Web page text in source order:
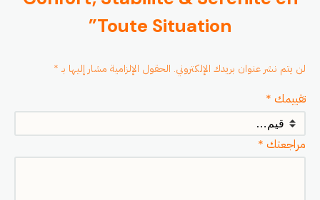
Toute Situation”
لن يتم نشر عنوان بريدك الإلكتروني. الحقول الإلزامية مشار إليها بـ *
تقييمك *
مراجعتك *